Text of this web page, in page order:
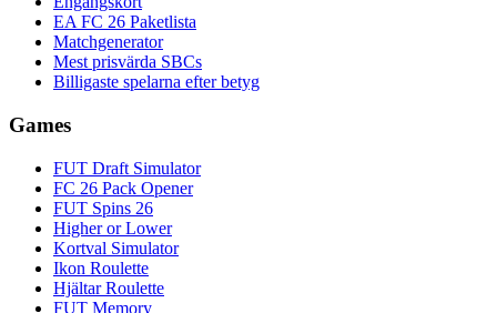
EA FC 26 Paketlista
Matchgenerator
Mest prisvärda SBCs
Billigaste spelarna efter betyg
Games
FUT Draft Simulator
FC 26 Pack Opener
FUT Spins 26
Higher or Lower
Kortval Simulator
Ikon Roulette
Hjältar Roulette
FUT Memory